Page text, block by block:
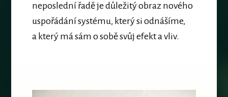
neposlední řadě je důležitý obraz nového
uspořádání systému, který si odnášíme,
a který má sám o sobě svůj efekt a vliv.